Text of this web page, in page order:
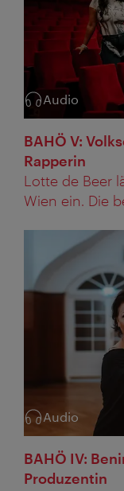
Kategorie:
Audio
BAHÖ V:
Rapperin
Lotte de Beer
Wien ein. Die
Kategorie:
Audio
BAHÖ IV:
Produzentin